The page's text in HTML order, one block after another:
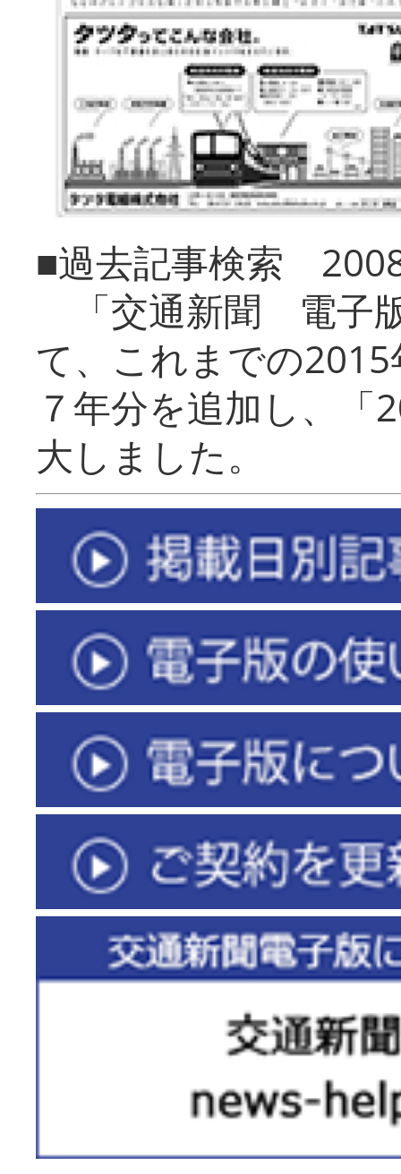
■過去記事検索
「交通新聞 電子
て、これまでの
７年分を追加し、「
大しまし